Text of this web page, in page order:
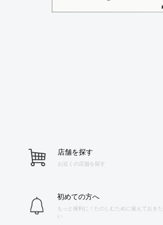
店舗を探す
お近くの店舗を探す
初めての方へ
もっと便利に！たのしむために覚えておきた
い